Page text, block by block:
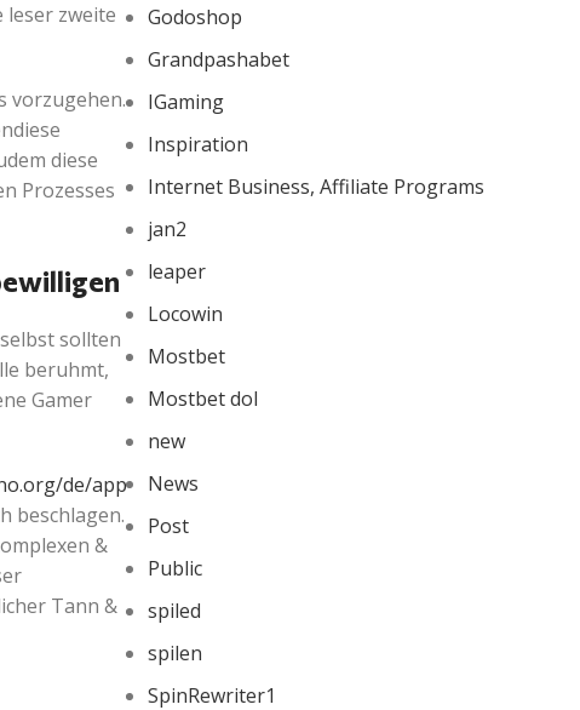
leser zweite
vorzugehen.
diese
Prozesses
sollten
beruhmt,
Gamer
de/app
beschlagen.
&
Tann &
Godoshop
Grandpashabet
IGaming
Inspiration
Internet Business, Affiliate Programs
jan2
leaper
Locowin
Mostbet
Mostbet dol
new
News
Post
Public
spiled
spilen
SpinRewriter1